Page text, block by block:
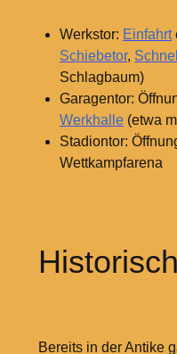
Werkstor: Einfahrt
Schiebetor,
Schlagbaum)
Garagentor:
Werkhalle(etwa
Stadiontor:
Wettkampfarena
Bereits in der Antike